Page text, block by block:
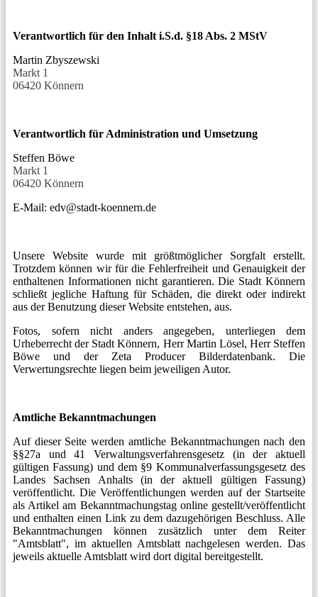
Verantwortlich für den Inhalt i.S.d. §18 Abs. 2 MStV
Martin Zbyszewski
Markt 1
06420 Könnern
Verantwortlich für Administration und Umsetzung
Steffen Böwe
Markt 1
06420 Könnern
E-Mail: edv@stadt-koennern.de
Unsere Website wurde mit größtmöglicher Sorgfalt erstellt.
Trotzdem können wir für die Fehlerfreiheit und Genauigkeit der
enthaltenen Informationen nicht garantieren. Die Stadt Könnern
schließt jegliche Haftung für Schäden, die direkt oder indirekt
aus der Benutzung dieser Website entstehen, aus.
Fotos, sofern nicht anders angegeben, unterliegen dem
Urheberrecht der Stadt Könnern, Herr Martin Lösel, Herr Steffen
Böwe und der Zeta Producer Bilderdatenbank. Die
Verwertungsrechte liegen beim jeweiligen Autor.
Amtliche Bekanntmachungen
Auf dieser Seite werden amtliche Bekanntmachungen nach den
§§27a und 41 Verwaltungsverfahrensgesetz (in der aktuell
gültigen Fassung) und dem §9 Kommunalverfassungsgesetz des
Landes Sachsen Anhalts (in der aktuell gültigen Fassung)
veröffentlicht. Die Veröffentlichungen werden auf der Startseite
als Artikel am Bekanntmachungstag online gestellt/veröffentlicht
und enthalten einen Link zu dem dazugehörigen Beschluss. Alle
Bekanntmachungen können zusätzlich unter dem Reiter
"Amtsblatt", im aktuellen Amtsblatt nachgelesen werden. Das
jeweils aktuelle Amtsblatt wird dort digital bereitgestellt.